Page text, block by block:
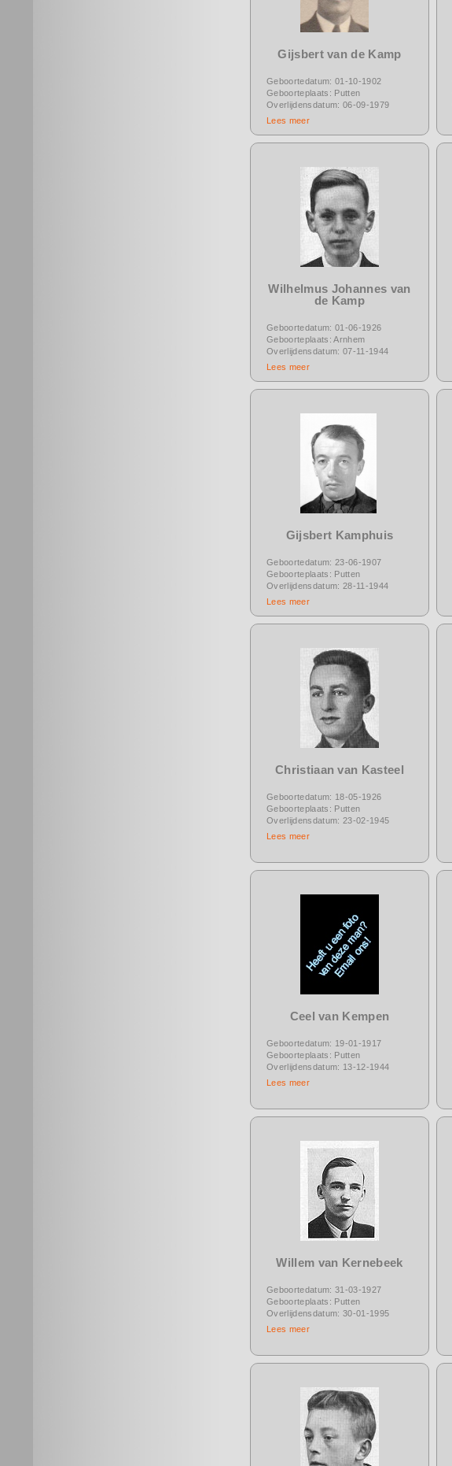
Gijsbert van de Kamp
Geboortedatum: 01-10-1902
Geboorteplaats: Putten
Overlijdensdatum: 06-09-1979
Lees meer
Wilhelmus Johannes van
de Kamp
Geboortedatum: 01-06-1926
Geboorteplaats: Arnhem
Overlijdensdatum: 07-11-1944
Lees meer
Gijsbert Kamphuis
Geboortedatum: 23-06-1907
Geboorteplaats: Putten
Overlijdensdatum: 28-11-1944
Lees meer
Christiaan van Kasteel
Geboortedatum: 18-05-1926
Geboorteplaats: Putten
Overlijdensdatum: 23-02-1945
Lees meer
Ceel van Kempen
Geboortedatum: 19-01-1917
Geboorteplaats: Putten
Overlijdensdatum: 13-12-1944
Lees meer
Willem van Kernebeek
Geboortedatum: 31-03-1927
Geboorteplaats: Putten
Overlijdensdatum: 30-01-1995
Lees meer